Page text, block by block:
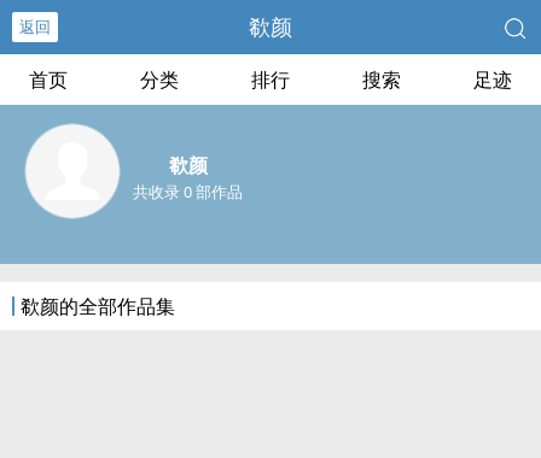
返回 欷颜
首页 分类 排行 搜索 足迹
欷颜
共收录 0 部作品
欷颜的全部作品集